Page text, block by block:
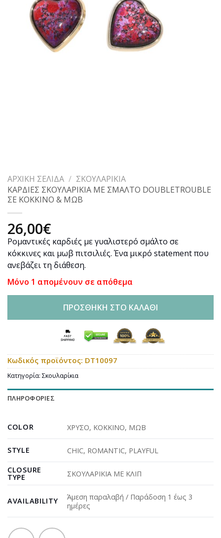
ΑΡΧΙΚΉ ΣΕΛΊΔΑ / ΣΚΟΥΛΑΡΊΚΙΑ
ΚΑΡΔΙΕΣ ΣΚΟΥΛΑΡΙΚΙΑ ΜΕ ΣΜΑΛΤΟ DOUBLETROUBLE
ΣΕ ΚΟΚΚΙΝΟ & ΜΩΒ
26,00€
Ρομαντικές καρδιές με γυαλιστερό σμάλτο σε
κόκκινες και μωβ πιτσιλιές. Ένα μικρό statement που
ανεβάζει τη διάθεση.
Μόνο 1 απομένουν σε απόθεμα
ΠΡΟΣΘΉΚΗ ΣΤΟ ΚΑΛΆΘΙ
Κωδικός προϊόντος: DT10097
Κατηγορία: Σκουλαρίκια
ΠΛΗΡΟΦΟΡΊΕΣ
COLOR ΧΡΥΣΟ, ΚΟΚΚΙΝΟ, ΜΩΒ
STYLE CHIC, ROMANTIC, PLAYFUL
CLOSURE
TYPE ΣΚΟΥΛΑΡΙΚΙΑ ΜΕ ΚΛΙΠ
AVAILABILITY
Άμεση παραλαβή / Παράδοση 1 έως 3
ημέρες